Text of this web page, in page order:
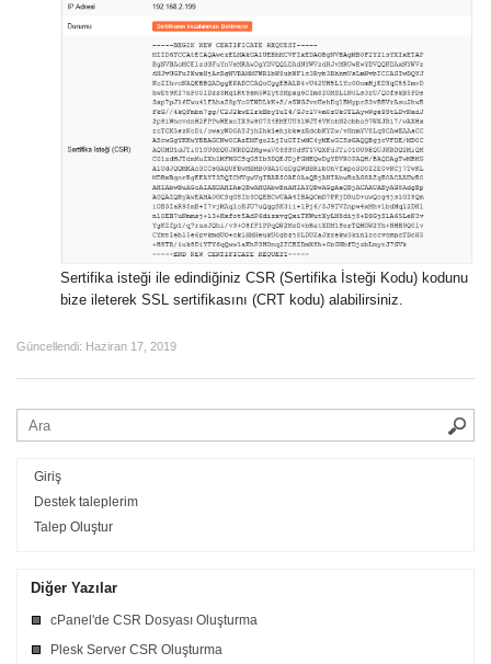
Sertifika isteği ile edindiğiniz CSR (Sertifika İsteği Kodu) kodunu
bize ileterek SSL sertifikasını (CRT kodu) alabilirsiniz.
Güncellendi: Haziran 17, 2019
Giriş
Destek taleplerim
Talep Oluştur
Diğer Yazılar
cPanel'de CSR Dosyası Oluşturma
Plesk Server CSR Oluşturma